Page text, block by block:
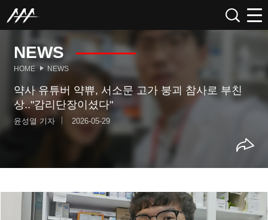
NEWS
HOME NEWS
약사 유튜버 약쀼, 서소문 고가 붕괴 참사로 부친
상.."감리단장이셨다"
윤성열 기자 2026-05-29